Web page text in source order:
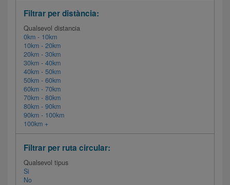
Filtrar per distància:
Qualsevol distancia
0km - 10km
10km - 20km
20km - 30km
30km - 40km
40km - 50km
50km - 60km
60km - 70km
70km - 80km
80km - 90km
90km - 100km
100km +
Filtrar per ruta circular:
Qualsevol tipus
Si
No